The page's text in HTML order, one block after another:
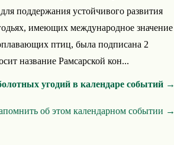
поддержания устойчивого развития
имеющих международное значение
птиц, была подписана 2
название Рамсарской кон...
угодий в календаре событий →
об этом календарном событии →